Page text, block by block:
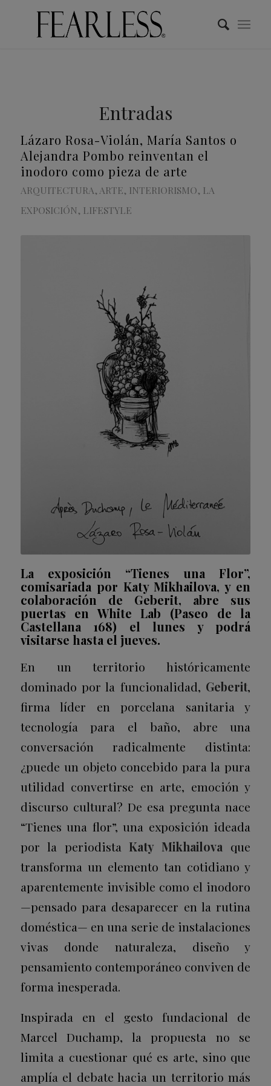
Entradas
Lázaro Rosa-Violán, María Santos o
Alejandra Pombo reinventan el
inodoro como pieza de arte
ARQUITECTURA, ARTE, INTERIORISMO, LA
EXPOSICIÓN, LIFESTYLE
La exposición “Tienes una Flor”,
comisariada por Katy Mikhailova, y en
colaboración de Geberit, abre sus
puertas en White Lab (Paseo de la
Castellana 168) el lunes y podrá
visitarse hasta el jueves.
En un territorio históricamente
dominado por la funcionalidad, Geberit,
firma líder en porcelana sanitaria y
tecnología para el baño, abre una
conversación radicalmente distinta:
¿puede un objeto concebido para la pura
utilidad convertirse en arte, emoción y
discurso cultural? De esa pregunta nace
“Tienes una flor”, una exposición ideada
por la periodista Katy Mikhailova que
transforma un elemento tan cotidiano y
aparentemente invisible como el inodoro
—pensado para desaparecer en la rutina
doméstica— en una serie de instalaciones
vivas donde naturaleza, diseño y
pensamiento contemporáneo conviven de
forma inesperada.
Inspirada en el gesto fundacional de
Marcel Duchamp, la propuesta no se
limita a cuestionar qué es arte, sino que
amplía el debate hacia un territorio más